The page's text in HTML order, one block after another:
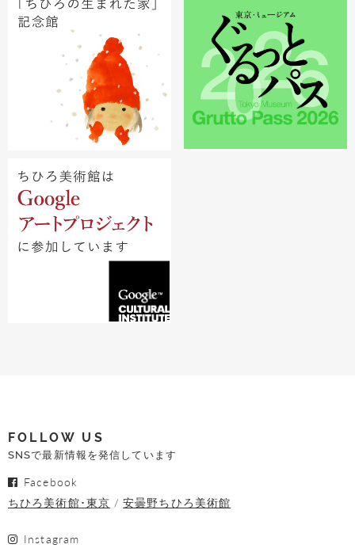
FOLLOW US
SNSで最新情報を発信しています
Facebook
ちひろ美術館･東京
安曇野ちひろ美術館
Instagram